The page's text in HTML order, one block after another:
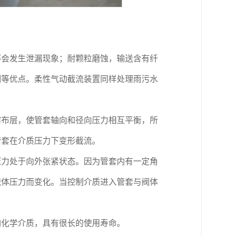
发生泄漏现象；耐颗粒磨蚀，输送含有纤
优点。柔性气动截流装置同样处理雨污水
层，使管套轴向和径向压力相互平衡，所
在介质压力下变形截流。
处于向外张紧状态。因为管套内有一定角
压力而变化。当控制介质进入管套与阀体
学介质，具有很长的使用寿命。